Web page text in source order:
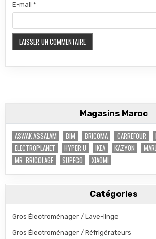
E-mail*
Magasins Maroc
ASWAK ASSALAM BIM BRICOMA CARREFOUR
ELECTROPLANET
HYPER U IKEA KAZYON
MR. BRICOLAGE
SUPECO XIAOMI
Catégories
Gros Électroménager / Lave-linge
Gros Électroménager / Réfrigérateurs